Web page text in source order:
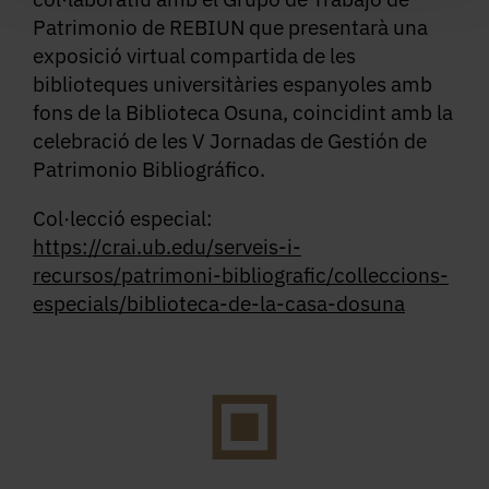
Patrimonio de REBIUN que presentarà una
exposició virtual compartida de les
biblioteques universitàries espanyoles amb
fons de la Biblioteca Osuna, coincidint amb la
celebració de les V Jornadas de Gestión de
Patrimonio Bibliográfico.
Col·lecció especial:
https://crai.ub.edu/serveis-i-
recursos/patrimoni-bibliografic/colleccions-
especials/biblioteca-de-la-casa-dosuna